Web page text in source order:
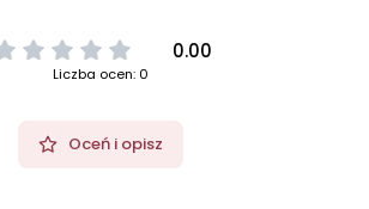
0.00
Liczba ocen: 0
Oceń i opisz